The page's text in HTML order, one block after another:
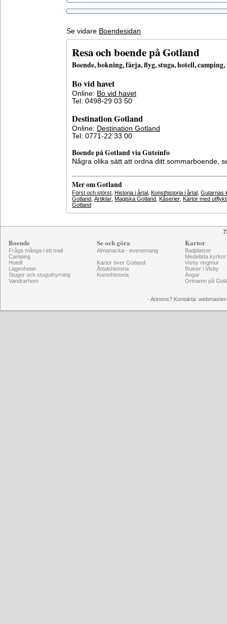
Se vidare Boendesidan
Resa och boende på Gotland
Boende, bokning, färja, flyg, stuga, hotell,
Bo vid havet
Online: Bo vid havet
Tel: 0498-29 03 50
Destination Gotland
Online: Destination Gotland
Tel: 0771-22 33 00
Boende på Gotland via Guteinfo
Några olika sätt att ordna ditt sommarboende,
Mer om Gotland
Först och störst Historia i årtal Konsthistoria i årtal Gutarnas
Gotland Artiklar Magiska Gotland Kåserier Kartor med
Gotland
Boende
Fråga många i ett mail
Camping
Hotell
Lägenheter
Stugor och stuguthyrning
Vandrarhem
Se och göra
Almanacka - evenemang
Kartor över Gotland
Årtalshistoria
Konsthistoria
Kartor
Badplatser
Medeltida kyrkor
Visby ringmur
Ruiner i Visby
Ängar
Ortnamn på
- Annons? Kontakta: